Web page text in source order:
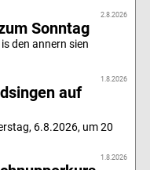
2.8.2026
Sonntag
den annern sien
1.8.2026
auf
6.8.2026, um 20
1.8.2026